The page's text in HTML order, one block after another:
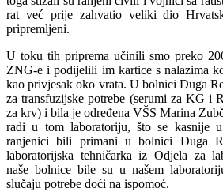
rat već prije zahvatio veliki dio
pripremljeni.
U toku tih priprema učinili smo preko
ZNG-e i podijelili im kartice s nalazima
kao privjesak oko vrata. U bolnici Duga
za transfuzijske potrebe (serumi za KG i
za krv) i bila je određena VŠS Marina
radi u tom laboratoriju, što se kasnije
ranjenici bili primani u bolnici Duga
laboratorijska tehničarka iz Odjela za
naše bolnice bile su u našem
slučaju potrebe doći na ispomoć.